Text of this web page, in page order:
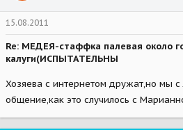
15.08.2011
Re: МЕДЕЯ-стаффка палевая около
калуги(ИСПЫТАТЕЛЬНЫ
Хозяева с интернетом дружат,но мы
общение,как это случилось с